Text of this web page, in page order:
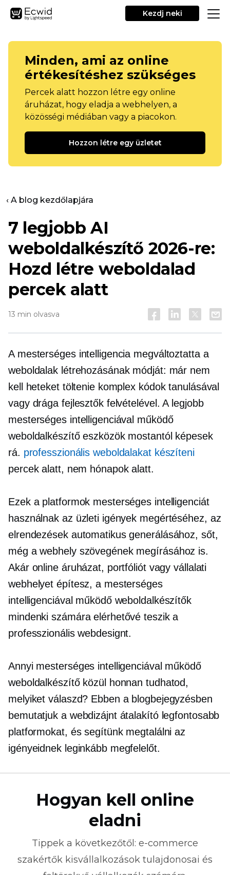
Kezdj neki
Minden, ami az online
értékesítéshez szükséges
Percek alatt hozzon létre egy online
áruházat, hogy eladja a webhelyen, a
közösségi médiában vagy a piacokon.
Hozzon létre egy üzletet
‹ A blog kezdőlapjára
7 legjobb AI
weboldalkészítő 2026-re:
Hozd létre weboldalad
percek alatt
13 min olvasva
A mesterséges intelligencia megváltoztatta a
weboldalak létrehozásának módját: már nem
kell heteket töltenie komplex kódok tanulásával
vagy drága fejlesztők felvételével. A legjobb
mesterséges intelligenciával működő
weboldalkészítő eszközök mostantól képesek
rá. professzionális weboldalakat készíteni
percek alatt, nem hónapok alatt.
Ezek a platformok mesterséges intelligenciát
használnak az üzleti igények megértéséhez, az
elrendezések automatikus generálásához, sőt,
még a webhely szövegének megírásához is.
Akár online áruházat, portfóliót vagy vállalati
webhelyet építesz, a mesterséges
intelligenciával működő weboldalkészítők
mindenki számára elérhetővé teszik a
professzionális webdesignt.
Annyi mesterséges intelligenciával működő
weboldalkészítő közül honnan tudhatod,
melyiket válaszd? Ebben a blogbejegyzésben
bemutatjuk a webdizájnt átalakító legfontosabb
platformokat, és segítünk megtalálni az
igényeidnek leginkább megfelelőt.
Hogyan kell online
eladni
Tippek a következőtől: e-commerce
szakértők kisvállalkozások tulajdonosai és